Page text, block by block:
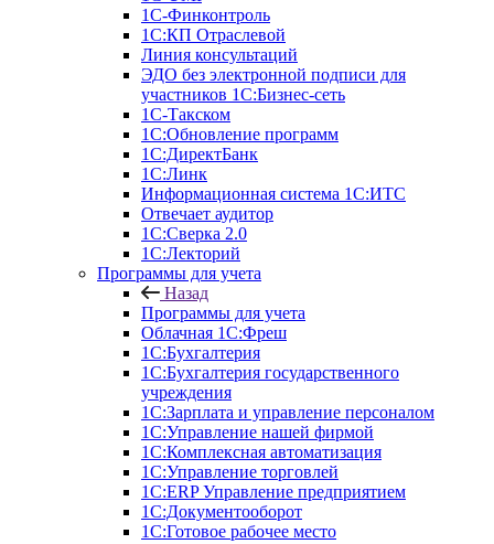
1С-Финконтроль
1С:КП Отраслевой
Линия консультаций
ЭДО без электронной подписи для
участников 1С:Бизнес-сеть
1С-Такском
1С:Обновление программ
1С:ДиректБанк
1С:Линк
Информационная система 1С:ИТС
Отвечает аудитор
1С:Сверка 2.0
1С:Лекторий
Программы для учета
Назад
Программы для учета
Облачная 1С:Фреш
1С:Бухгалтерия
1С:Бухгалтерия государственного
учреждения
1С:Зарплата и управление персоналом
1С:Управление нашей фирмой
1С:Комплексная автоматизация
1С:Управление торговлей
1С:ERP Управление предприятием
1С:Документооборот
1C:Готовое рабочее место